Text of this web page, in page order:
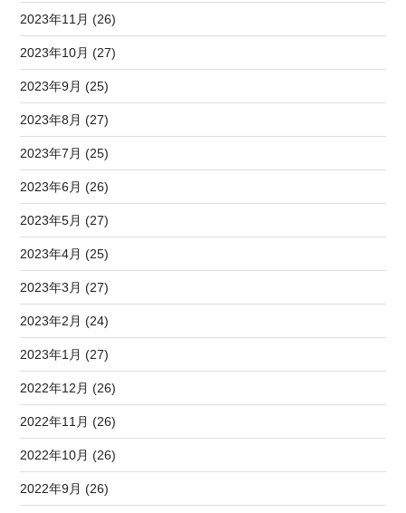
2023年11月 (26)
2023年10月 (27)
2023年9月 (25)
2023年8月 (27)
2023年7月 (25)
2023年6月 (26)
2023年5月 (27)
2023年4月 (25)
2023年3月 (27)
2023年2月 (24)
2023年1月 (27)
2022年12月 (26)
2022年11月 (26)
2022年10月 (26)
2022年9月 (26)